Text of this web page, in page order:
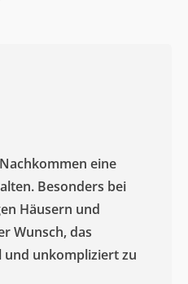
eine
Besonders bei
Häusern und
Wunsch, das
und unkompliziert zu